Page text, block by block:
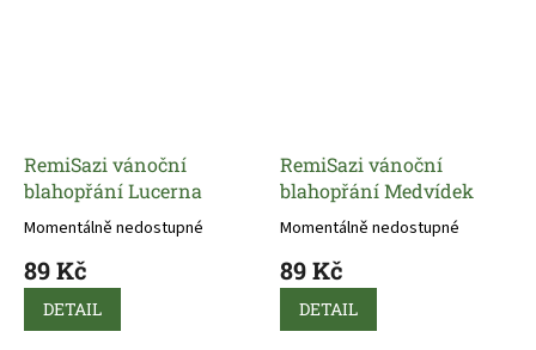
RemiSazi vánoční
blahopřání Lucerna
Momentálně nedostupné
89 Kč
DETAIL
RemiSazi vánoční
blahopřání Medvídek
Momentálně nedostupné
89 Kč
DETAIL